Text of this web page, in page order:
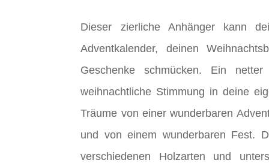
Dieser zierliche Anhänger kann
Adventkalender, deinen
Geschenke schmücken. Ein
weihnachtliche Stimmung in deine
Träume von einer wunderbaren
und von einem wunderbaren Fest.
verschiedenen Holzarten und